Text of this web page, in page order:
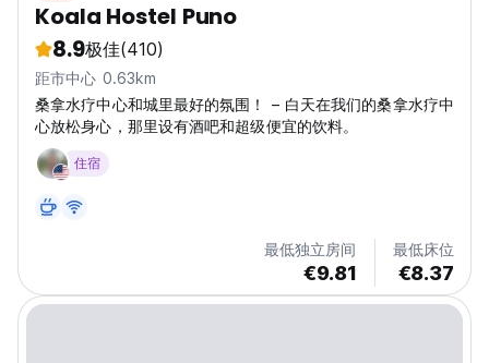
Koala Hostel Puno
8.9极佳(410)
距市中心 0.63km
桑拿水疗中心和城里最好的氛围！ – 白天在我们的桑拿水疗中
心放松身心，那里设有酒吧和超级便宜的饮料。
住宿
最低独立房间
€9.81
最低床位
€8.37